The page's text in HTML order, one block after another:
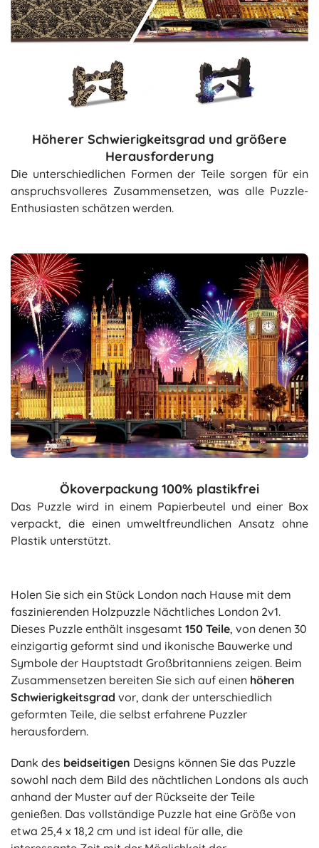
Höherer Schwierigkeitsgrad und größere
Herausforderung
Die unterschiedlichen Formen der Teile sorgen für ein
anspruchsvolleres Zusammensetzen, was alle Puzzle-
Enthusiasten schätzen werden.
Ökoverpackung 100% plastikfrei
Das Puzzle wird in einem Papierbeutel und einer Box
verpackt, die einen umweltfreundlichen Ansatz ohne
Plastik unterstützt.
Holen Sie sich ein Stück London nach Hause mit dem
faszinierenden Holzpuzzle Nächtliches London 2v1.
Dieses Puzzle enthält insgesamt 150 Teile, von denen 30
einzigartig geformt sind und ikonische Bauwerke und
Symbole der Hauptstadt Großbritanniens zeigen. Beim
Zusammensetzen bereiten Sie sich auf einen höheren
Schwierigkeitsgrad vor, dank der unterschiedlich
geformten Teile, die selbst erfahrene Puzzler
herausfordern.
Dank des beidseitigen Designs können Sie das Puzzle
sowohl nach dem Bild des nächtlichen Londons als auch
anhand der Muster auf der Rückseite der Teile
genießen. Das vollständige Puzzle hat eine Größe von
etwa 25,4 x 18,2 cm und ist ideal für alle, die